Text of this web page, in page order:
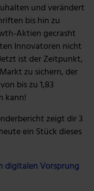
und verändert
bis hin zu
Aktien gecrasht
Innovatoren nicht
ist der Zeitpunkt,
zu sichern, der
bis zu 1,83
kann!
zeigt dir 3
ein Stück dieses
digitalen Vorsprung